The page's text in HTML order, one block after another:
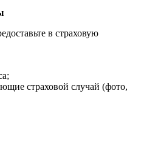
в страховую
страховой случай (фото,